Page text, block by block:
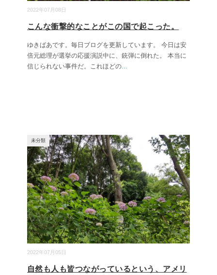
2022年07月08日
こんな衝撃的なことがこの国で起こった。
ゆきばあです。毎日ブログを更新しています。 今日は安
倍元総理が選挙の応援演説中に、銃弾に倒れた。 本当に
信じられない事件だ。これほどの...
2022年07月05日
未分類
自然も人も皆つながっているという、アメリ